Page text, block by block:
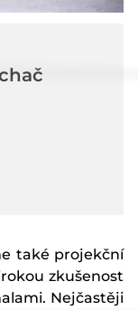
také projekční
zkušenost
Nejčastěji